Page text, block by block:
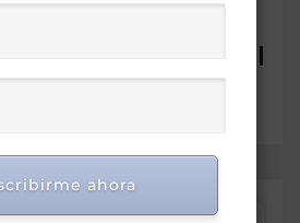
de criticar
seguridad vial
ahora